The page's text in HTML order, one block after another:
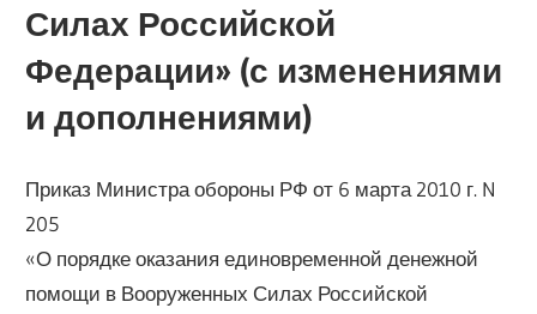
Силах Российской
Федерации» (с изменениями
и дополнениями)
Приказ Министра обороны РФ от 6 марта 2010 г. N
205
«О порядке оказания единовременной денежной
помощи в Вооруженных Силах Российской